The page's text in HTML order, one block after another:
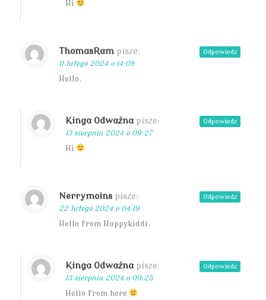
Hi
ThomasRam pisze:
11 lutego 2024 o 14:08
Hello.
Odpowiedz
Kinga Odważna pisze:
13 sierpnia 2024 o 09:27
Hi
Odpowiedz
Nerrymoins pisze:
22 lutego 2024 o 04:19
Hello from Happykiddi.
Odpowiedz
Kinga Odważna pisze:
13 sierpnia 2024 o 09:25
Hello from here
Odpowiedz